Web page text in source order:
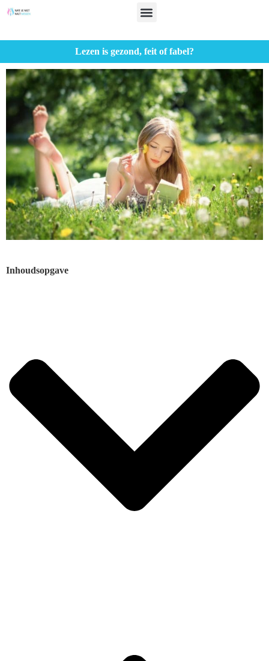
Lezen is gezond, feit of fabel?
Inhoudsopgave